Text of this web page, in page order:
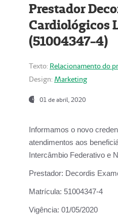
Prestador
Cardiológicos
(51004347-4)
Texto: Relacionamento do
Design: Marketing
01 de abril, 2020
Informamos o novo
atendimentos aos
Intercâmbio Federativo e
Prestador: Decordis
Matrícula: 51004347-4
Vigência: 01/05/2020